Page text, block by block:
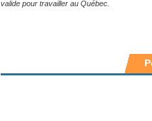
valide pour travailler au Québec.